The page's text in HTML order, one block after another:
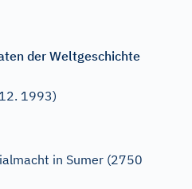
der Weltgeschichte
1993)
in Sumer (2750